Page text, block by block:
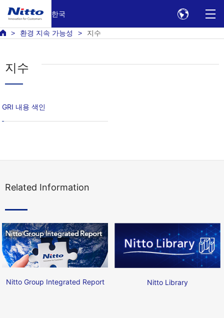
한국
환경 지속 가능성 지수
지수
GRI 내용 색인
Related Information
Nitto Group Integrated Report Nitto Library